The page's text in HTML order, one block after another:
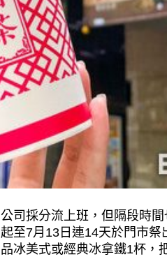
司採分流上班，但隔段時
至7月13日連14天於門市
冰美式或經典冰拿鐵1杯，